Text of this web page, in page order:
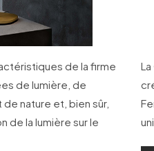
de la firme
de lumière, de
nature et, bien sûr,
de la lumière sur le